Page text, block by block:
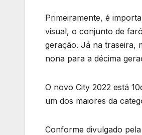
Primeiramente, é
visual, o conjunto de
geração. Já na traseira,
nona para a décima
O novo City 2022 está
um dos maiores da
Conforme divulgado